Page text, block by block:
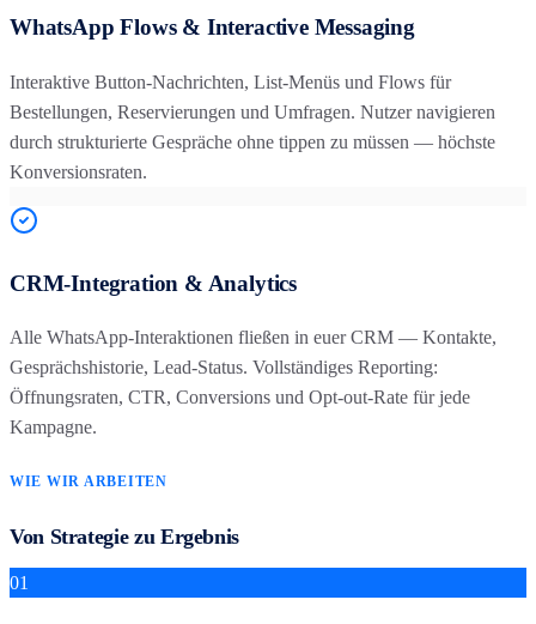
WhatsApp Flows & Interactive Messaging
Interaktive Button-Nachrichten, List-Menüs und Flows für
Bestellungen, Reservierungen und Umfragen. Nutzer navigieren
durch strukturierte Gespräche ohne tippen zu müssen — höchste
Konversionsraten.
CRM-Integration & Analytics
Alle WhatsApp-Interaktionen fließen in euer CRM — Kontakte,
Gesprächshistorie, Lead-Status. Vollständiges Reporting:
Öffnungsraten, CTR, Conversions und Opt-out-Rate für jede
Kampagne.
WIE WIR ARBEITEN
Von Strategie zu Ergebnis
01